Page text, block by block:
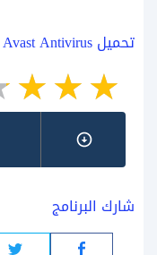
تحميل Avast Antivirus
شارك البرنامج